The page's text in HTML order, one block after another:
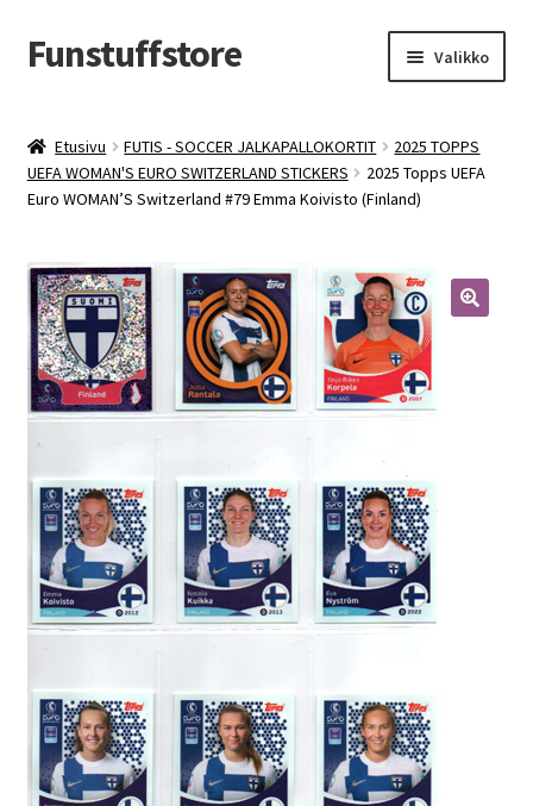
Siirry
navigointiin
Siirry
sisältöön
Funstuffstore Valikko
Etusivu FUTIS - SOCCER JALKAPALLOKORTIT
2025 TOPPS
UEFA WOMAN'S EURO SWITZERLAND STICKERS
2025 Topps UEFA
Euro WOMAN’S Switzerland #79 Emma Koivisto (Finland)